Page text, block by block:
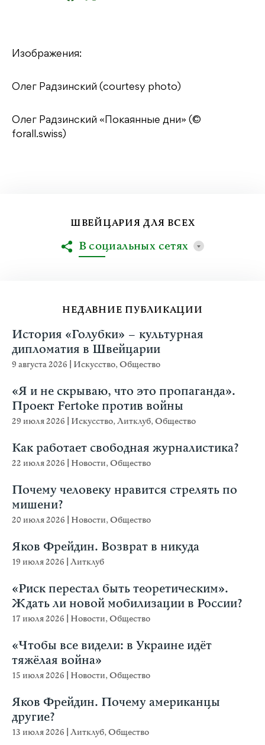
Изображения:
Олег Радзинский (courtesy photo)
Олег Радзинский «Покаянные дни» (©
forall.swiss)
НЕДАВНИЕ ПУБЛИКАЦИИ
История «Голубки» – культурная
дипломатия в Швейцарии
9 августа 2026 Искусство,Общество
«Я и не скрываю, что это пропаганда».
Проект Fertoke против войны
29 июля 2026 Искусство,Литклуб,Общество
Как работает свободная журналистика?
22 июля 2026 Новости,Общество
Почему человеку нравится стрелять по
мишени?
20 июля 2026 Новости,Общество
Яков Фрейдин. Возврат в никуда
19 июля 2026 Литклуб
«Риск перестал быть теоретическим».
Ждать ли новой мобилизации в России?
17 июля 2026 Новости,Общество
«Чтобы все видели: в Украине идёт
тяжёлая война»
15 июля 2026 Новости,Общество
Яков Фрейдин. Почему американцы
другие?
13 июля 2026 Литклуб,Общество
ШВЕЙЦАРИЯ ДЛЯ ВСЕХ
В социальных сетях